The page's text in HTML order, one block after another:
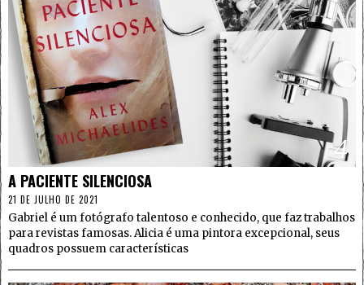
4
A PACIENTE SILENCIOSA
21 DE JULHO DE 2021
Gabriel é um fotógrafo talentoso e conhecido, que faz trabalhos
para revistas famosas. Alicia é uma pintora excepcional, seus
quadros possuem características